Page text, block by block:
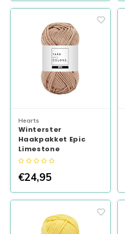
Hearts
Winterster
Haakpakket Epic
Limestone
€24,95